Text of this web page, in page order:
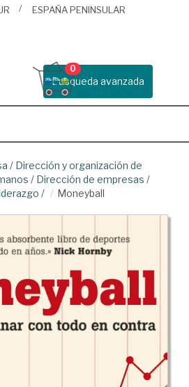
ESPAÑA PENINSULAR
Busqueda avanzada
0
/ Dirección y organización de
/ Dirección de empresas /
/ Moneyball